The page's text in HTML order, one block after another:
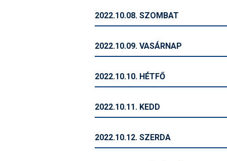
2022.10.08. SZOMBAT
2022.10.09. VASÁRNAP
2022.10.10. HÉTFŐ
2022.10.11. KEDD
2022.10.12. SZERDA